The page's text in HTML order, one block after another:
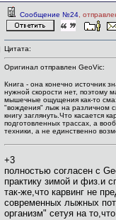
Сообщение №24 ,
Цитата:
Оригинал отправлен GeoVic:
Книга - она конечно источник
нужной скорости нет, поэтому
мышечные ощущения как-то
"вождения" лыж на различном
книгу заглянуть.Что касается
подготовленных трассах, а
техники, а не единственно
+3
полностью согласен с
практику зимой и физ.и
так-же,что карвинг не
современных лыжных
организм" сетуя на